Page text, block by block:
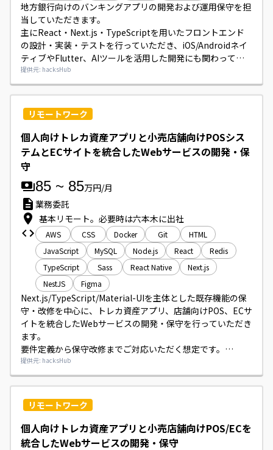
地方銀行向けのバンキングアプリの開発および運用保守を担
当していただきます。
主にReact・Next.js・TypeScriptを用いたフロントエンド
の設計・実装・テストを行っていただき、iOS/Androidネイ
ティブやFlutter、AIツールを活用した開発にも関わってい
ただきます。
詳細は面談時にご説明いたします。
提供元: hacksHub
リモートワーク
個人向けトレカ資産アプリと小売店舗向けPOSシス
テムとECサイトを統合したWebサービスの開発・保
守
85 ~ 85万円/月
業務委託
基本リモート。必要時は六本木に出社
AWS CSS Docker Git
HTML
JavaScript
MySQL Node.js React
Redis
TypeScript
Sass React Native
Next.js
NestJS
Figma
Next.js/TypeScript/Material-UIを主体とした既存機能の保
守・改修を中心に、トレカ資産アプリ、店舗向けPOS、ECサ
イトを統合したWebサービスの開発・保守を行っていただき
ます。
要件定義から保守改修までご対応いただく想定です。
開発環境はTypeScript／React／Next.js、バックエンドに
NestJs、インフラはAWSを利用しております。
提供元: hacksHub
リモートワーク
個人向けトレカ資産アプリと小売店舗向けPOS/ECを
統合したWebサービスの開発・保守